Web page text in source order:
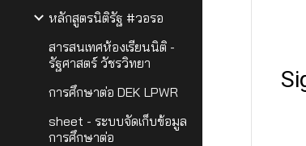
หลักสูตรนิติรัฐ #วอรอ
สารสนเทศห้องเรียนนิติ -
รัฐศาสตร์ วัชรวิทยา
การศึกษาต่อ DEK LPWR
sheet - ระบบจัดเก็บข้อมูล
การศึกษาต่อ